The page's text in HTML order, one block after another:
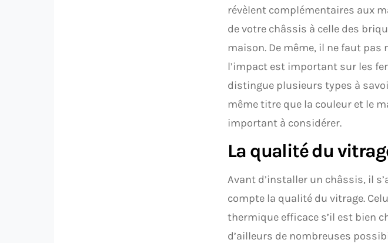
révèlent complémentaires aux
de votre châssis à celle des
maison. De même, il ne faut
l’impact est important sur les
distingue plusieurs types à
même titre que la couleur et le
important à considérer.
La qualité du
Avant d’installer un châssis, il
compte la qualité du vitrage.
thermique efficace s’il est bien
d’ailleurs de nombreuses